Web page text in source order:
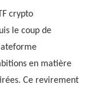
crypto
le coup de
en matière
Ce revirement